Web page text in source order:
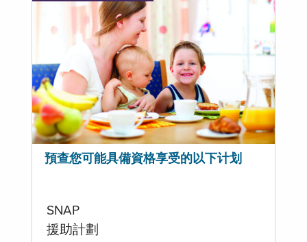
預查您可能具備資格享受的以下计划
SNAP
援助計劃